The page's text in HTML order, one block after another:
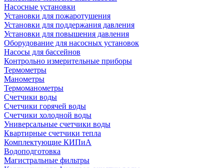
Насосные установки
Установки для пожаротушения
Установки для поддержания давления
Установки для повышения давления
Оборудование для насосных установок
Насосы для бассейнов
Контрольно измерительные приборы
Термометры
Манометры
Термоманометры
Счетчики воды
Счетчики горячей воды
Счетчики холодной воды
Универсальные счетчики воды
Квартирные счетчики тепла
Комплектующие КИПиА
Водоподготовка
Магистральные фильтры